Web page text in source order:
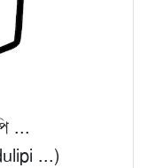
...
...)